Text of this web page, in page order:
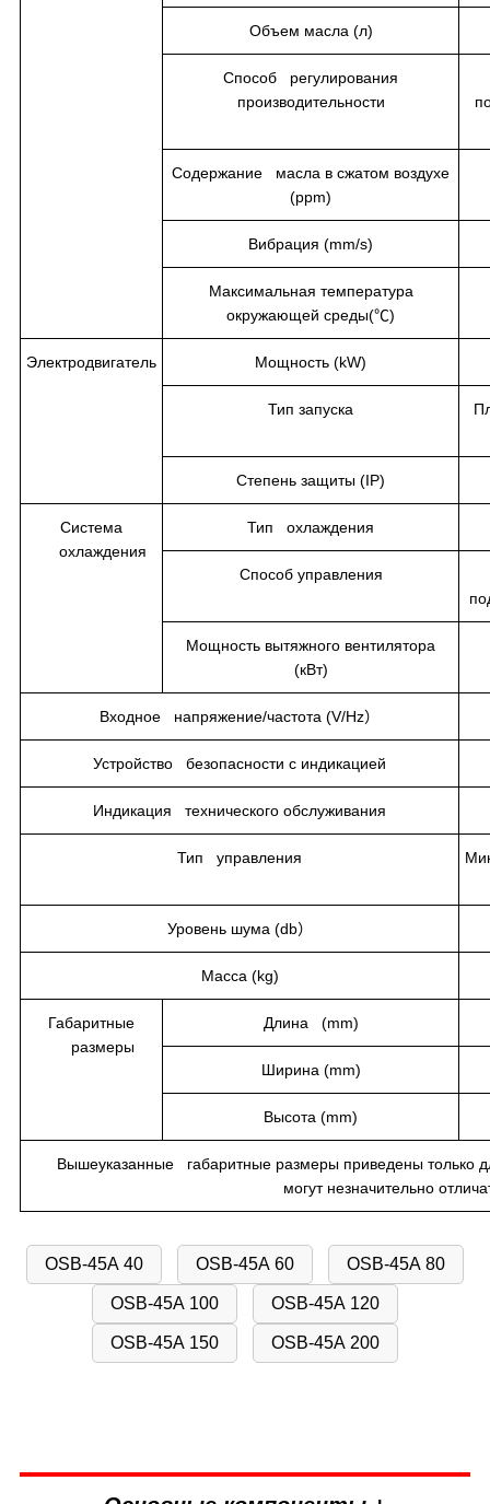
Объем масла (л)
Способ регулирования
производительности
Содержание масла в сжатом воздухе
(ppm)
Вибрация (mm/s)
Максимальная температура
окружающей среды(℃)
Электродвигатель Мощность (kW)
Тип запуска
Степень защиты (IP)
Система
охлаждения
Тип охлаждения
Способ управления
Мощность вытяжного вентилятора
(кВт)
Входное напряжение/частота (V/Hz）
Устройство безопасности с индикацией
Индикация технического обслуживания
Тип управления
Уровень шума (db）
Масса (kg)
Габаритные
размеры
Длина (mm)
Ширина (mm)
Высота (mm)
Вышеуказанные габаритные размеры приведены только
могут незначительно
OSB-45A 40 OSB-45A 60 OSB-45A 80
OSB-45A 100 OSB-45A 120
OSB-45A 150 OSB-45A 200